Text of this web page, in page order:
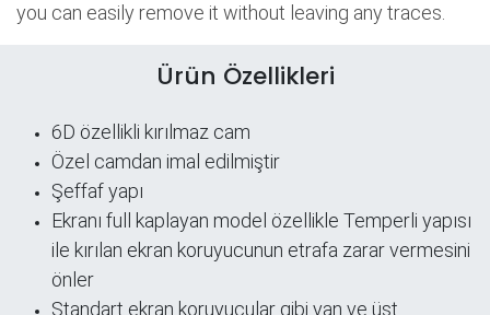
you can easily remove it without leaving any traces.
Ürün Özellikleri
6D özellikli kırılmaz cam
Özel camdan imal edilmiştir
Şeffaf yapı
​Ekranı full kaplayan model özellikle Temperli yapısı
ile kırılan ekran koruyucunun etrafa zarar vermesini
önler
Standart ekran koruyucular gibi yan ve üst